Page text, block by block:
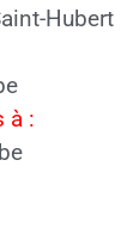
Hubert
à :